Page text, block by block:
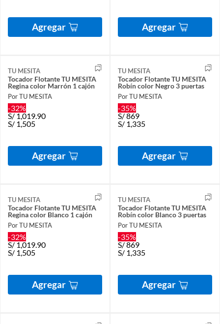
Agregar Agregar
TU MESITA
Tocador Flotante TU MESITA
Regina color Marrón 1 cajón
Por TU MESITA
-32%
S/1,019.90
S/ 1,505
Agregar
TU MESITA
Tocador Flotante TU MESITA
Robín color Negro 3 puertas
Por TU MESITA
-35%
S/869
S/ 1,335
Agregar
TU MESITA
Tocador Flotante TU MESITA
Regina color Blanco 1 cajón
Por TU MESITA
-32%
S/1,019.90
S/ 1,505
Agregar
TU MESITA
Tocador Flotante TU MESITA
Robín color Blanco 3 puertas
Por TU MESITA
-35%
S/869
S/ 1,335
Agregar